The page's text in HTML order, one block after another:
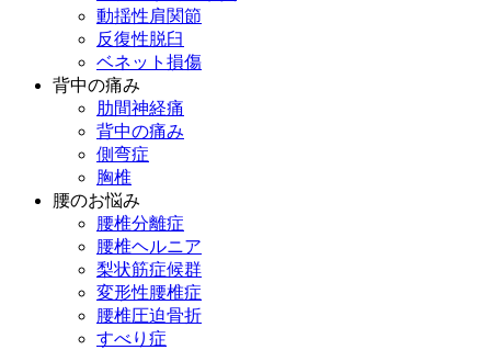
動揺性肩関節
反復性脱臼
ベネット損傷
背中の痛み
肋間神経痛
背中の痛み
側弯症
胸椎
腰のお悩み
腰椎分離症
腰椎ヘルニア
梨状筋症候群
変形性腰椎症
腰椎圧迫骨折
すべり症